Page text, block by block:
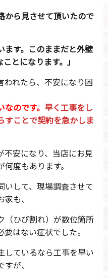
から見させて頂いたので
ます。このままだと外壁
とになります。」
われたら、不安になり困
のです。 早く工事をし
すことで契約を急かしま
不安になり、当店にお見
度もあります。
いして、現場調査させて
も、
（ひび割れ）が数位箇所
はない症状でした。
しているなら工事を早い
が、